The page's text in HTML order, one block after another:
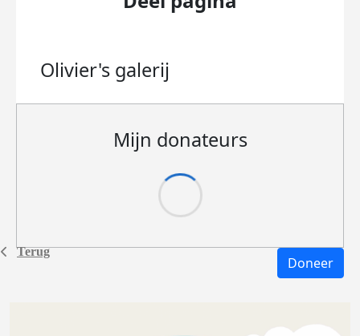
Terug
Olivier's galerij
Mijn donateurs
Doneer